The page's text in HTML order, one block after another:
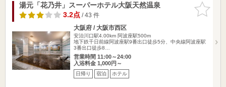
お気に入
りに追加
湯元「花乃井」スーパーホテル大阪天然温泉
3.2点/ 43 件
大阪府 / 大阪市西区
安治川口駅4.00km 阿波座駅500m
地下鉄千日前線阿波座駅9番出口徒歩5分、中央線阿波座駅
3番出口徒歩8…
営業時間 11:00～24:00
入浴料金 1,000円～
日帰り 宿泊 ホテル